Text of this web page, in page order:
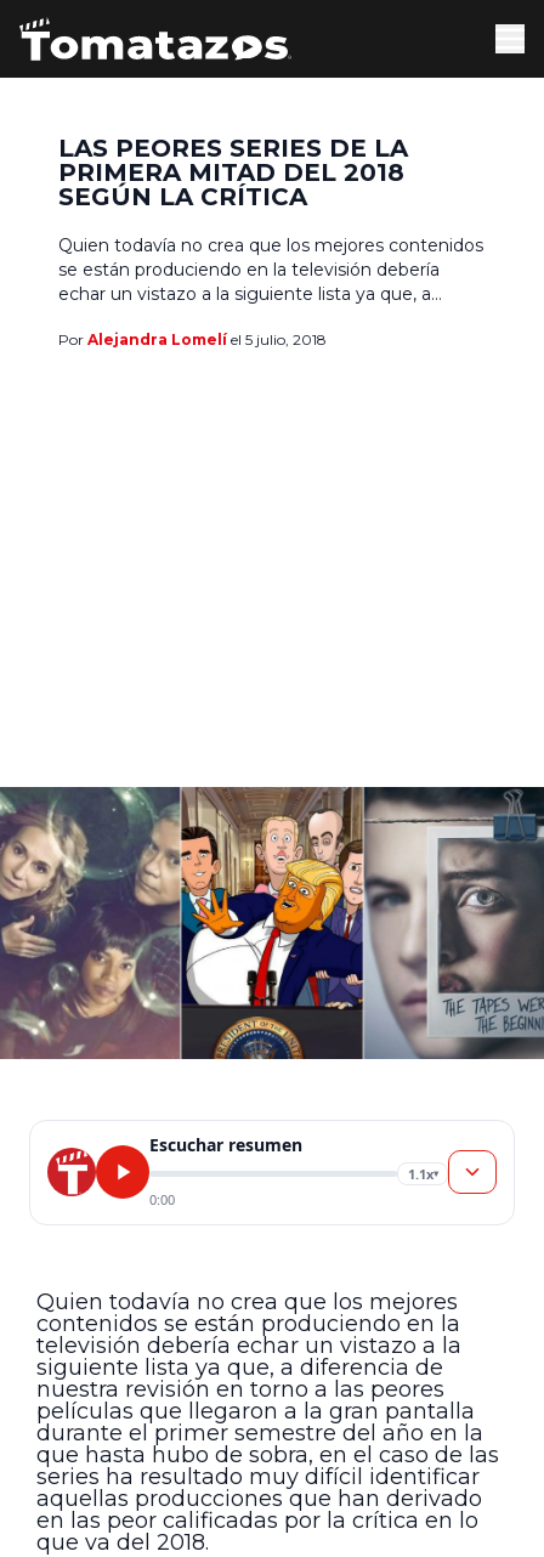
LAS PEORES SERIES DE LA
PRIMERA MITAD DEL 2018
SEGÚN LA CRÍTICA
Quien todavía no crea que los mejores contenidos
se están produciendo en la televisión debería
echar un vistazo a la siguiente lista ya que, a
peores películas que llegaron a la gran pantalla
Por Alejandra Lomelíel 5 julio, 2018
Escuchar resumen
1.1x▾
0:00
Quien todavía no crea que los mejores
contenidos se están produciendo en la
televisión debería echar un vistazo a la
siguiente lista ya que, a diferencia de
nuestra revisión en torno a las peores
películas que llegaron a la gran pantalla
durante el primer semestre del año en la
que hasta hubo de sobra, en el caso de las
series ha resultado muy difícil identificar
aquellas producciones que han derivado
en las peor calificadas por la crítica en lo
que va del 2018.